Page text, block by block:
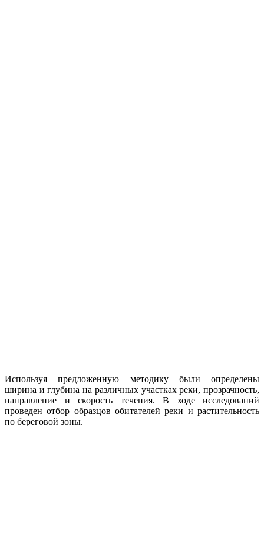
Используя предложенную методику были определены
ширина и глубина на различных участках реки, прозрачность,
направление и скорость течения. В ходе исследований
проведен отбор образцов обитателей реки и растительность
по береговой зоны.